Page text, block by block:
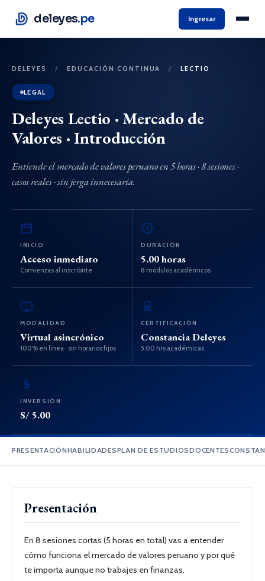
deleyes.pe Ingresar
DELEYES / EDUCACIÓN CONTINUA / LECTIO
LEGAL
Deleyes Lectio · Mercado de
Valores · Introducción
Entiende el mercado de valores peruano en 5 horas · 8 sesiones ·
casos reales · sin jerga innecesaria.
INICIO
Acceso inmediato
Comienzas al inscribirte
DURACIÓN
5.00 horas
8 módulos académicos
MODALIDAD
Virtual asincrónico
100% en línea · sin horarios fijos
CERTIFICACIÓN
Constancia Deleyes
5.00 hrs académicas
INVERSIÓN
S/ 5.00
PRESENTACIÓNHABILIDADESPLAN DE ESTUDIOSDOCENTES
Presentación
En 8 sesiones cortas (5 horas en total) vas a entender
cómo funciona el mercado de valores peruano y por qué
te importa aunque no trabajes en finanzas.